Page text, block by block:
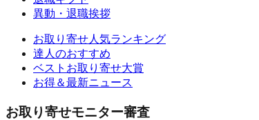
異動・退職挨拶
お取り寄せ人気ランキング
達人のおすすめ
ベストお取り寄せ大賞
お得＆最新ニュース
お取り寄せモニター審査